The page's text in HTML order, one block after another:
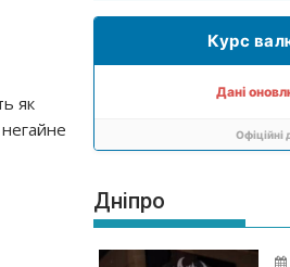
як
Курс
Дані
Офіційні
Дніпро